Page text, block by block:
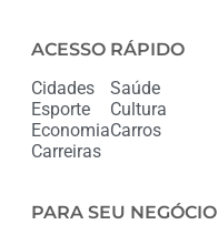
ACESSO RÁPIDO
Cidades
Esporte
Economia
Carreiras
Saúde
Cultura
Carros
PARA SEU NEGÓCIO